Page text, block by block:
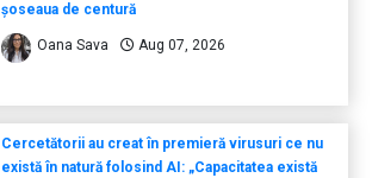
șoseaua de centură
Oana Sava Aug 07, 2026
Cercetătorii au creat în premieră virusuri ce nu
există în natură folosind AI: „Capacitatea există